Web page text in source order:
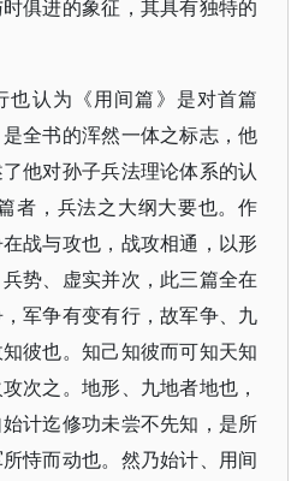
俱进的象征，其具有独特的
也认为《用间篇》是对首篇
是全书的浑然一体之标志，他
他对孙子兵法理论体系的认
者，兵法之大纲大要也。作
战与攻也，战攻相通，以形
势、虚实并次，此三篇全在
军争有变有行，故军争、九
彼也。知己知彼而可知天知
次之。地形、九地者地也，
计迄修功未尝不先知，是所
恃而动也。然乃始计、用间